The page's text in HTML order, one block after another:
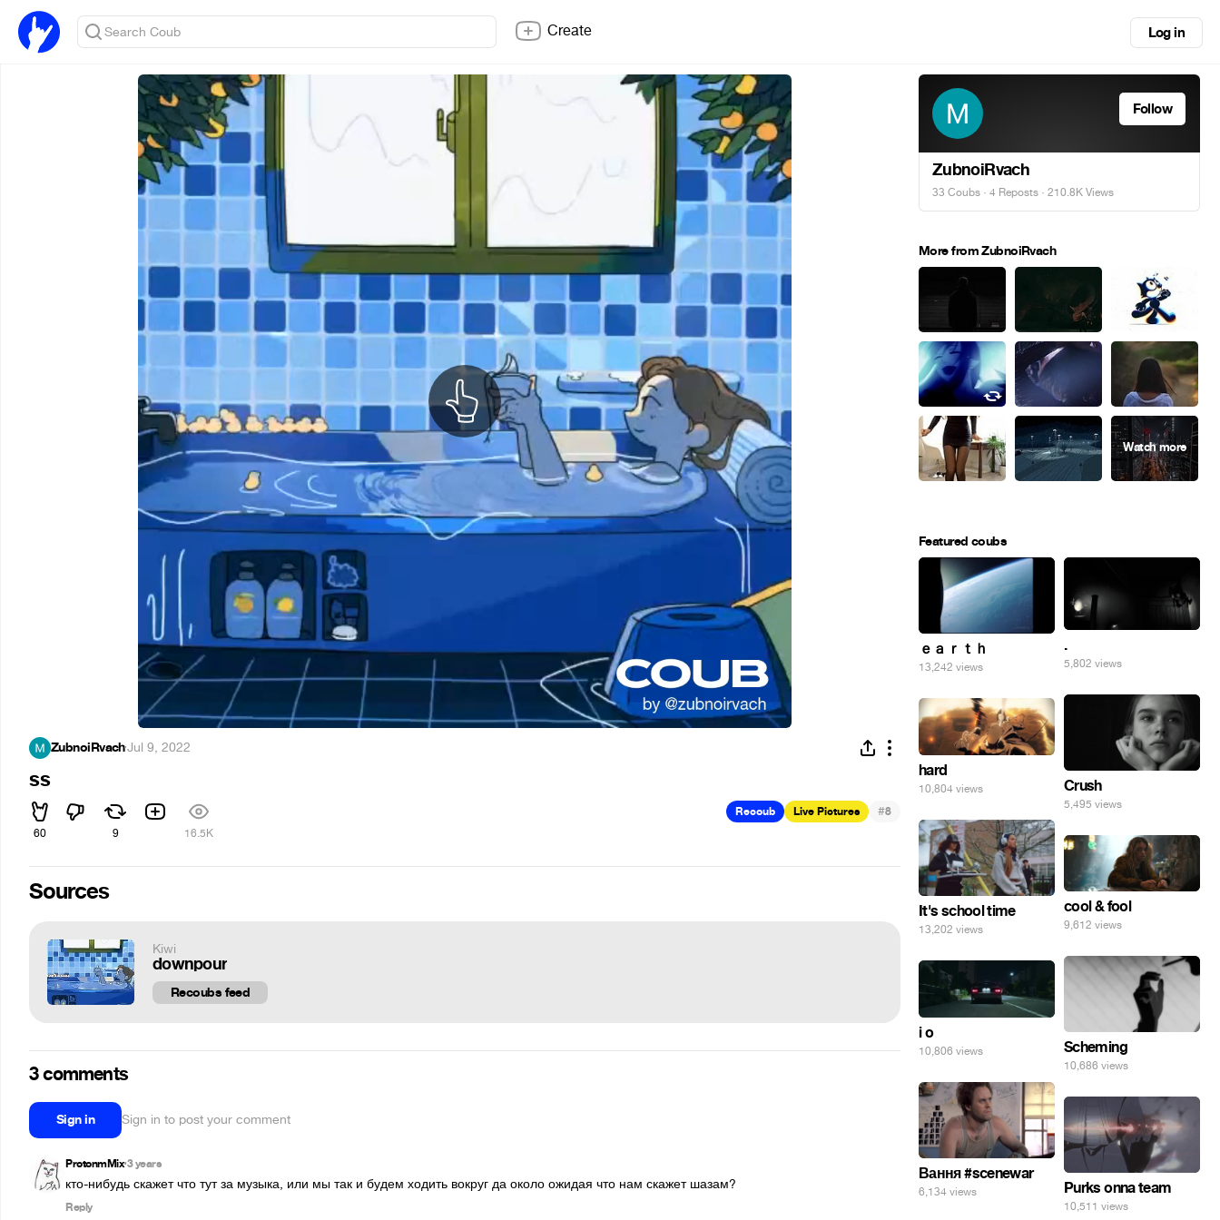
Create Log in
ZubnoiRvach·Jul 9, 2022
ss
60 9 16.5K
Recoub Live Pictures #8
Sources
Kiwi
downpour
Recoubs feed
3 comments
Sign in Sign in to post your comment
ProtonmMix•3 years
кто-нибудь скажет что тут за музыка, или мы так и будем ходить вокруг да около ожидая что нам скажет шазам?
Reply
Follow
ZubnoiRvach
33 Coubs · 4 Reposts · 210.8K Views
More from ZubnoiRvach
Featured coubs
ｅａｒｔｈ
13,242 views
.
5,802 views
Crush
5,495 views
hard
10,804 views
It's school time
13,202 views
cool & fool
9,612 views
Scheming
10,686 views
i o
10,806 views
Вання #scenewar
6,134 views Purks onna team
10,511 views